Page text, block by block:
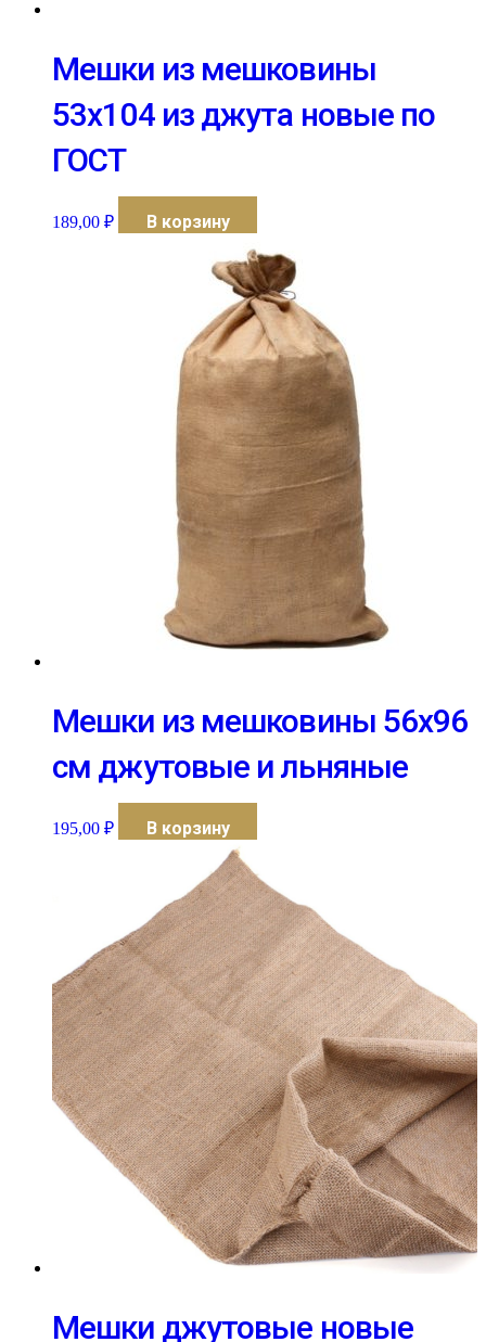
Мешки из мешковины
53х104 из джута новые по
ГОСТ
189,00 ₽ В корзину
Мешки из мешковины 56х96
см джутовые и льняные
195,00 ₽ В корзину
Мешки джутовые новые